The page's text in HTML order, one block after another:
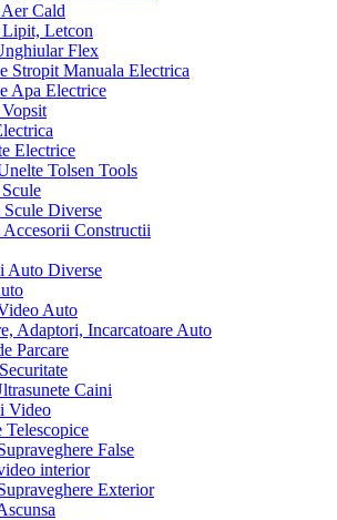
Cald
Lipit, Letcon
Flex
Stropit Manuala Electrica
Apa Electrice
Electrice
Tolsen Tools
Diverse
Accesorii Constructii
Auto Diverse
Auto
Adaptori, Incarcatoare Auto
Parcare
Caini
Video
Telescopice
False
interior
Exterior